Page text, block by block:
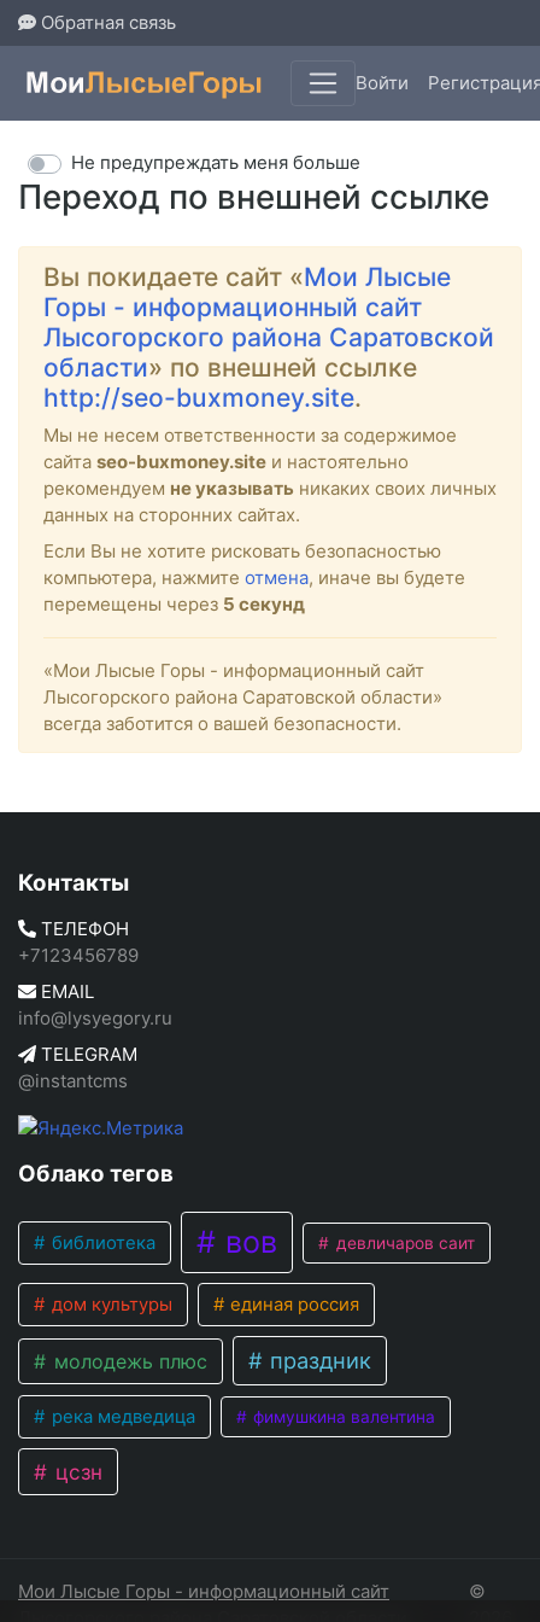
Обратная связь
Войти
Переход по внешней ссылке
Не предупреждать меня больше
Вы покидаете сайт «Мои Лысые
Горы - информационный сайт
Лысогорского района Саратовской
области» по внешней ссылке
http://seo-buxmoney.site.
Мы не несем ответственности за содержимое
сайта seo-buxmoney.site и настоятельно
рекомендуем не указывать никаких своих личных
данных на сторонних сайтах.
Если Вы не хотите рисковать безопасностью
компьютера, нажмите отмена, иначе вы будете
перемещены через 5 секунд
«Мои Лысые Горы - информационный сайт
Лысогорского района Саратовской области»
всегда заботится о вашей безопасности.
Контакты
ТЕЛЕФОН
+7123456789
EMAIL
info@lysyegory.ru
TELEGRAM
@instantcms
Облако тегов
библиотека вов девличаров саит
дом культуры единая россия
молодежь плюс праздник
река медведица фимушкина валентина
цсзн
Мои Лысые Горы - информационный сайт
©